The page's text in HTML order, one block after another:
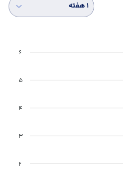
۱ هفته
6
5
4
3
2